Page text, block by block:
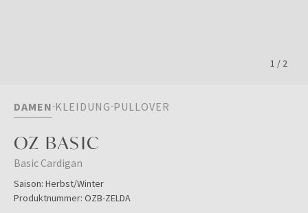
1 / 2
DAMEN KLEIDUNG PULLOVER
OZ BASIC
Basic Cardigan
Saison: Herbst/Winter
Produktnummer: OZB-ZELDA